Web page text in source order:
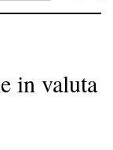
in valuta